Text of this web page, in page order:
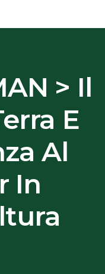
> Il
E
Al
In